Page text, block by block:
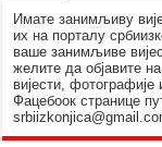
Имате занимљиву
их на порталу
ваше занимљиве
желите да објавите
вијести,
Фацебоок странице